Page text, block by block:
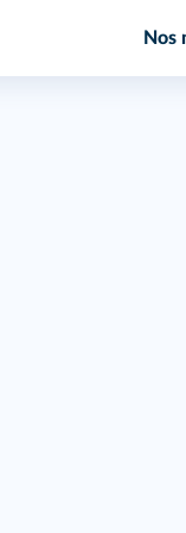
Nos